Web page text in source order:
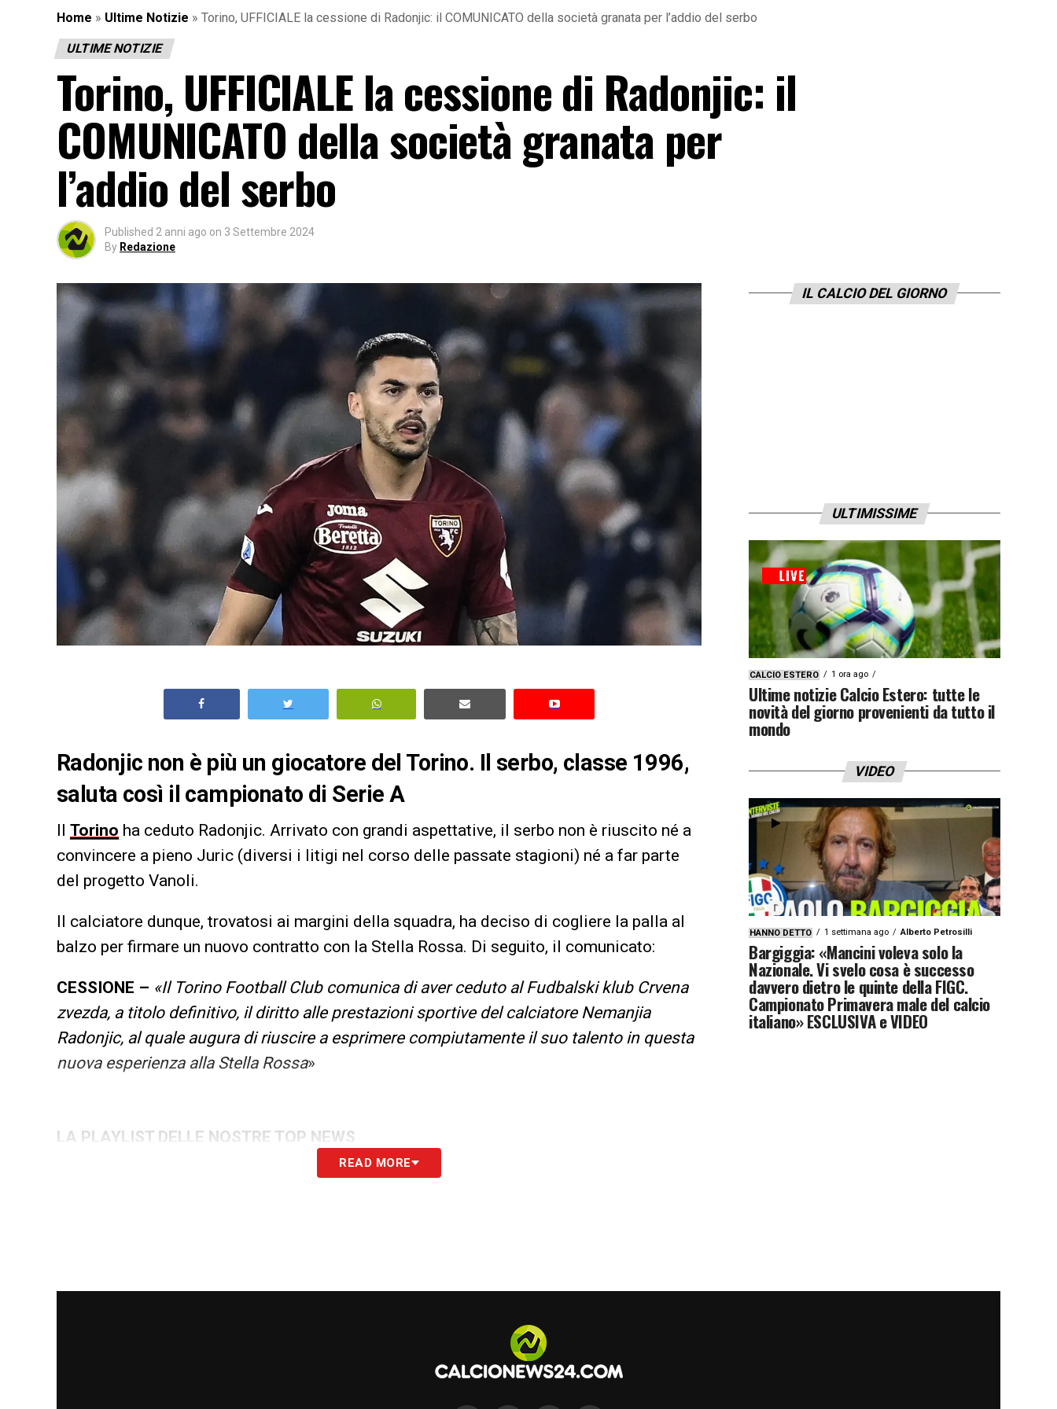
Home » Ultime Notizie » Torino, UFFICIALE la cessione di Radonjic: il COMUNICATO della società granata per l’addio del serbo
ULTIME NOTIZIE
Torino, UFFICIALE la cessione di Radonjic: il
COMUNICATO della società granata per
l’addio del serbo
Published 2 anni ago on 3 Settembre 2024
By Redazione
Radonjic non è più un giocatore del Torino. Il serbo, classe 1996,
saluta così il campionato di Serie A
Il Torino ha ceduto Radonjic. Arrivato con grandi aspettative, il serbo non è riuscito né a
convincere a pieno Juric (diversi i litigi nel corso delle passate stagioni) né a far parte
del progetto Vanoli.
Il calciatore dunque, trovatosi ai margini della squadra, ha deciso di cogliere la palla al
balzo per firmare un nuovo contratto con la Stella Rossa. Di seguito, il comunicato:
CESSIONE – «Il Torino Football Club comunica di aver ceduto al Fudbalski klub Crvena
zvezda, a titolo definitivo, il diritto alle prestazioni sportive del calciatore Nemanjia
Radonjic, al quale augura di riuscire a esprimere compiutamente il suo talento in questa
nuova esperienza alla Stella Rossa»
LA PLAYLIST DELLE NOSTRE TOP NEWS
READ MORE
IL CALCIO DEL GIORNO
ULTIMISSIME
CALCIO ESTERO 1 ora ago
Ultime notizie Calcio Estero: tutte le
novità del giorno provenienti da tutto il
mondo
VIDEO
HANNO DETTO 1 settimana ago Alberto Petrosilli
Bargiggia: «Mancini voleva solo la
Nazionale. Vi svelo cosa è successo
davvero dietro le quinte della FIGC.
Campionato Primavera male del calcio
italiano» ESCLUSIVA e VIDEO